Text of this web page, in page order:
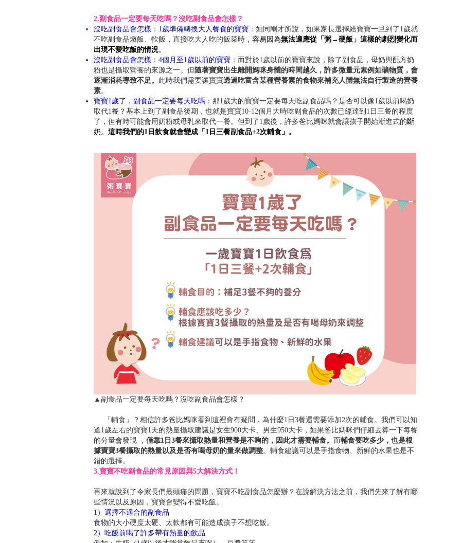
2.副食品一定要每天吃嗎？沒吃副食品會怎樣？
沒吃副食品會怎樣：1歲準備轉換大人餐食的寶寶 ：如同剛才所說，如果家長選擇給寶寶一旦到了1歲就
不吃副食品燉飯、軟飯，直接吃大人吃的飯菜時， 容易因為無法適應從「粥→硬飯」這樣的劇烈變化而
出現不愛吃飯的情況。
沒吃副食品會怎樣：4個月至1歲以前的寶寶 ：而對於1歲以前的寶寶來說，除了副食品，母奶與配方奶
粉也是攝取營養的來源之一。但 隨著寶寶出生離開媽咪身體的時間越久，許多微量元素例如礦物質，會
逐漸消耗導致不足。 此時我們需要讓寶寶透過吃富含某種營養素的食物來補充人體無法自行製造的營養
素。
寶寶1歲了，副食品一定要每天吃嗎： 那1歲大的寶寶一定要每天吃副食品嗎？是否可以像1歲以前喝奶
取代1餐？基本上到了副食品後期，也就是寶寶10-12個月大時吃副食品的次數已經達到1日三餐的程度
了，但有時可能會用奶粉或母乳來取代一餐。但到了1歲後，許多爸比媽咪就會讓孩子開始漸進式的斷
奶。 這時我們的1日飲食就會變成「1日三餐副食品+2次輔食」。
▲副食品一定要每天吃嗎？沒吃副食品會怎樣？
「輔食」？相信許多爸比媽咪看到這裡會有疑問，為什麼1日3餐還需要添加2次的輔食。我們可以知
道1歲左右的寶寶1天的熱量攝取建議是女生900大卡、男生950大卡，如果爸比媽咪們仔細去算一下每餐
的分量會發現 ， 僅靠1日3餐來攝取熱量和營養是不夠的，因此才需要輔食。 而輔食要吃多少，也是根
據寶寶3餐攝取的熱量以及是否有喝母奶的量來做調整。輔食建議可以是手指食物、新鮮的水果也是不
錯的選擇。
3.寶寶不吃副食品的常見原因與5大解決方式！
再來就說到了令家長們最頭痛的問題，寶寶不吃副食品怎麼辦？在說解決方法之前，我們先來了解有哪
些情況以及原因，寶寶會變得不愛吃飯。
1）選擇不適合的副食品
食物的大小硬度太硬、太軟都有可能造成孩子不想吃飯。
2）吃飯前喝了許多帶有熱量的飲品